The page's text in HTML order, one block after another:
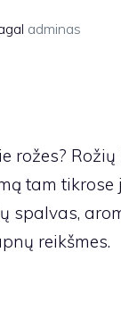
adminas
rožes?
tam tikrose
spalvas,
reikšmes.